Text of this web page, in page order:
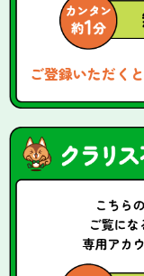
ご登録いただくと